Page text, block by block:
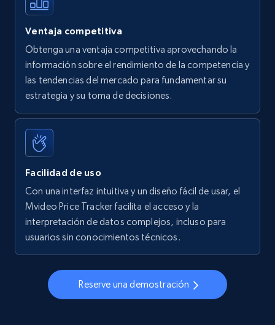
5.6K+ 875+
Walmart - products - Find new products by
using specific category URL
URL, Final price, Sku, Currency, Gtin,
Specifications, Image urls, Top reviews, and
more.
Walmart - products - Collects products by
specific keywords
URL, Final price, Sku, Currency, Gtin,
Specifications, Image urls, Top reviews, and
Ventaja competitiva
Obtenga una ventaja competitiva aprovechando la
información sobre el rendimiento de la competencia y
las tendencias del mercado para fundamentar su
estrategia y su toma de decisiones.
Facilidad de uso
Con una interfaz intuitiva y un diseño fácil de usar, el
Mvideo Price Tracker facilita el acceso y la
interpretación de datos complejos, incluso para
usuarios sin conocimientos técnicos.
Reserve una demostración